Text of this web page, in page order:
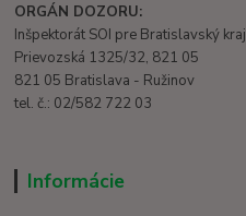
ORGÁN DOZORU:
Inšpektorát SOI pre Bratislavský kraj
Prievozská 1325/32, 821 05
821 05 Bratislava - Ružinov
tel. č.: 02/582 722 03
Informácie